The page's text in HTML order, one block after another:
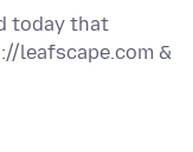
today that
leafscape.com &